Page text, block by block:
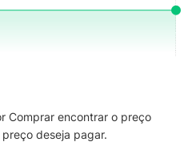
Comprar encontrar o preço
deseja pagar.